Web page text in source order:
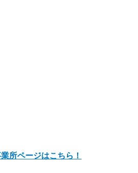
所ページはこちら！